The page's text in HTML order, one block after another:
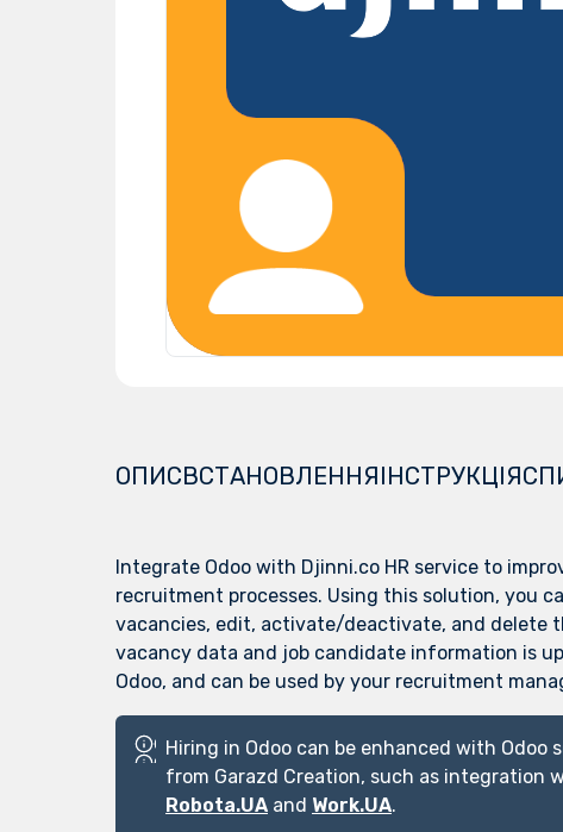
ОПИСВСТАНОВЛЕННЯІНСТРУКЦІЯ
Integrate Odoo with Djinni.co HR service to
recruitment processes. Using this solution, you
vacancies, edit, activate/deactivate, and delete
vacancy data and job candidate information is
Odoo, and can be used by your recruitment
Hiring in Odoo can be enhanced with Odoo
from Garazd Creation, such as integration
Robota.UA and Work.UA.